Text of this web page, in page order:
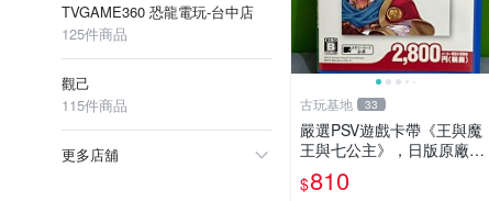
TVGAME360 恐龍電玩-台中店
125件商品
觀己
115件商品
更多店舖
古玩基地 33
嚴選PSV遊戲卡帶《王與魔
王與七公主》，日版原廠封
套，雙面精美封面，實測暢
玩無障礙。久藏家中，輕微
$810